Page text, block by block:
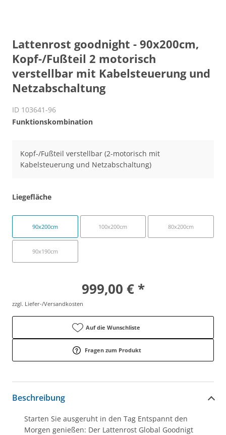
Lattenrost goodnight - 90x200cm,
Kopf-/Fußteil 2 motorisch
verstellbar mit Kabelsteuerung und
Netzabschaltung
ID 103641-96
Funktionskombination
Kopf-/Fußteil verstellbar (2-motorisch mit
Kabelsteuerung und Netzabschaltung)
Liegefläche
90x200cm 100x200cm 80x200cm
90x190cm
999,00 € *
zzgl. Liefer-/Versandkosten
Auf die Wunschliste
Fragen zum Produkt
Beschreibung
Starten Sie ausgeruht in den Tag Entspannt den
Morgen genießen: Der Lattenrost Global Goodnigt